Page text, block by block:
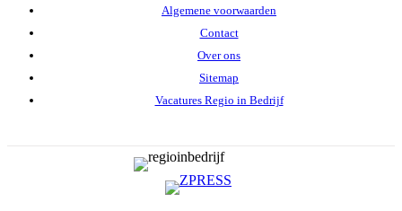
Algemene voorwaarden
Contact
Over ons
Sitemap
Vacatures Regio in Bedrijf